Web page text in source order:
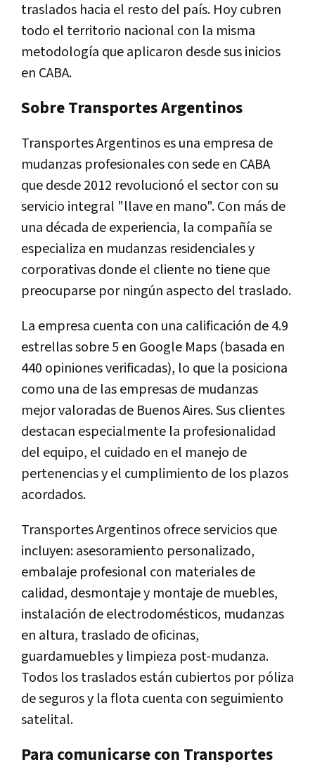
traslados hacia el resto del país. Hoy cubren
todo el territorio nacional con la misma
metodología que aplicaron desde sus inicios
en CABA.
Sobre Transportes Argentinos
Transportes Argentinos es una empresa de
mudanzas profesionales con sede en CABA
que desde 2012 revolucionó el sector con su
servicio integral "llave en mano". Con más de
una década de experiencia, la compañía se
especializa en mudanzas residenciales y
corporativas donde el cliente no tiene que
preocuparse por ningún aspecto del traslado.
La empresa cuenta con una calificación de 4.9
estrellas sobre 5 en Google Maps (basada en
440 opiniones verificadas), lo que la posiciona
como una de las empresas de mudanzas
mejor valoradas de Buenos Aires. Sus clientes
destacan especialmente la profesionalidad
del equipo, el cuidado en el manejo de
pertenencias y el cumplimiento de los plazos
acordados.
Transportes Argentinos ofrece servicios que
incluyen: asesoramiento personalizado,
embalaje profesional con materiales de
calidad, desmontaje y montaje de muebles,
instalación de electrodomésticos, mudanzas
en altura, traslado de oficinas,
guardamuebles y limpieza post-mudanza.
Todos los traslados están cubiertos por póliza
de seguros y la flota cuenta con seguimiento
satelital.
Para comunicarse con Transportes